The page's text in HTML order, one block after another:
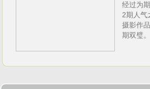
1017)
经过为
2期人气
摄影作
期双璧。